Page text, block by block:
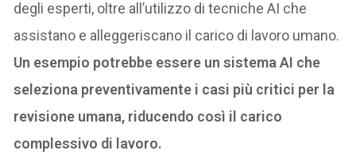
degli esperti, oltre all’utilizzo di tecniche AI che
assistano e alleggeriscano il carico di lavoro umano.
Un esempio potrebbe essere un sistema AI che
seleziona preventivamente i casi più critici per la
revisione umana, riducendo così il carico
complessivo di lavoro.